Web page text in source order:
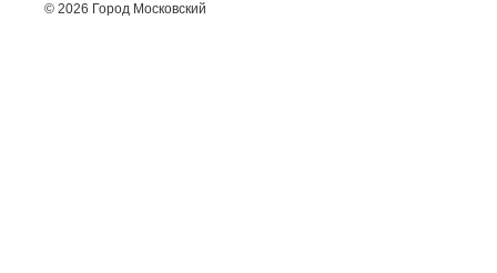
© 2026 Город Московский